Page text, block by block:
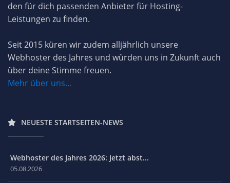
den für dich passenden Anbieter für Hosting-
Leistungen zu finden.
Seit 2015 küren wir zudem alljährlich unsere
Webhoster des Jahres und würden uns in Zukunft auch
über deine Stimme freuen.
Mehr über uns...
NEUESTE STARTSEITEN-NEWS
Webhoster des Jahres 2026: Jetzt abst...
05.08.2026